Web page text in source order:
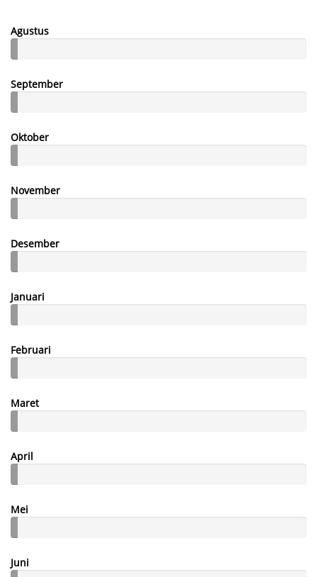
Agustus
September
Oktober
November
Desember
Januari
Februari
Maret
April
Mei
Juni